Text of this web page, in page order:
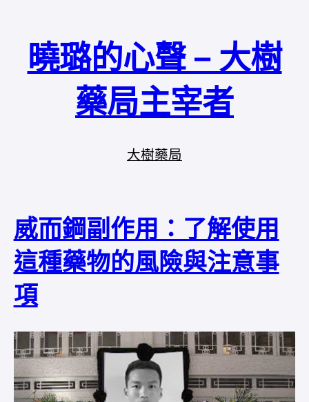
曉璐的心聲 – 大樹
藥局主宰者
大樹藥局
威而鋼副作用：了解使用
這種藥物的風險與注意事
項